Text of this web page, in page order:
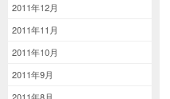
2011年12月
2011年11月
2011年10月
2011年9月